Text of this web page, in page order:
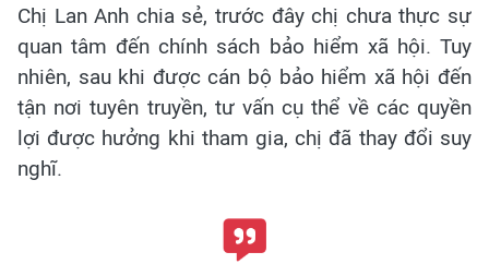
Chị Lan Anh chia sẻ, trước đây chị chưa thực sự
quan tâm đến chính sách bảo hiểm xã hội. Tuy
nhiên, sau khi được cán bộ bảo hiểm xã hội đến
tận nơi tuyên truyền, tư vấn cụ thể về các quyền
lợi được hưởng khi tham gia, chị đã thay đổi suy
nghĩ.